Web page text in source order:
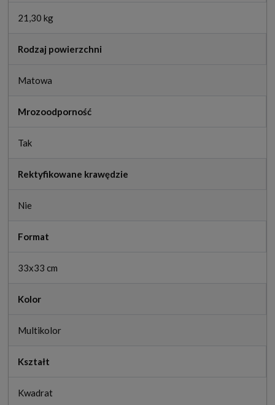
21,30 kg
Rodzaj powierzchni
Matowa
Mrozoodporność
Tak
Rektyfikowane krawędzie
Nie
Format
33x33 cm
Kolor
Multikolor
Kształt
Kwadrat